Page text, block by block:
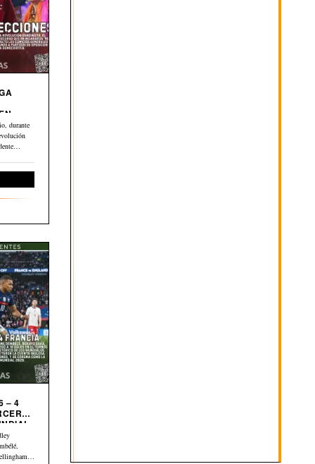
durante
– 4
y